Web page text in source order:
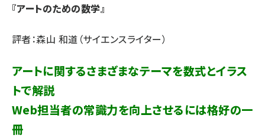
『アートのための数学』
評者：森山 和道（サイエンスライター）
アートに関するさまざまなテーマを数式とイラス
トで解説
Web担当者の常識力を向上させるには格好の一
冊